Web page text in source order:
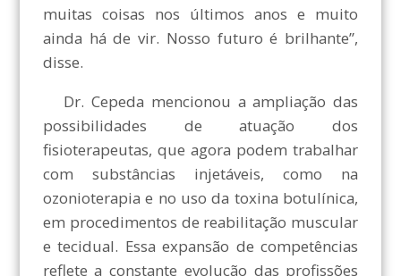
muitas coisas nos últimos anos e muito
ainda há de vir. Nosso futuro é brilhante”,
disse.
Dr. Cepeda mencionou a ampliação das
possibilidades de atuação dos
fisioterapeutas, que agora podem trabalhar
com substâncias injetáveis, como na
ozonioterapia e no uso da toxina botulínica,
em procedimentos de reabilitação muscular
e tecidual. Essa expansão de competências
reflete a constante evolução das profissões